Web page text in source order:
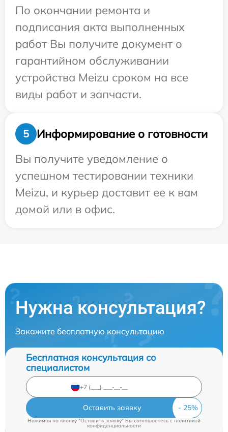
По окончании ремонта и
подписания акта выполненных
работ Вы получите документ о
гарантийном обслуживании
устройства Meizu сроком на все
виды работ и запчасти.
5
Информирование о готовности
Вы получите уведомление о
успешном тестировании техники
Meizu, и курьер доставит ее к вам
домой или в офис.
Нужна консультация?
Закажите бесплатную консультацию
Бесплатная консультация со
специалистом
Оставить заявку
Нажимая на кнопку "Оставить заявку" Вы соглашаетесь c политикой
конфиденциальности